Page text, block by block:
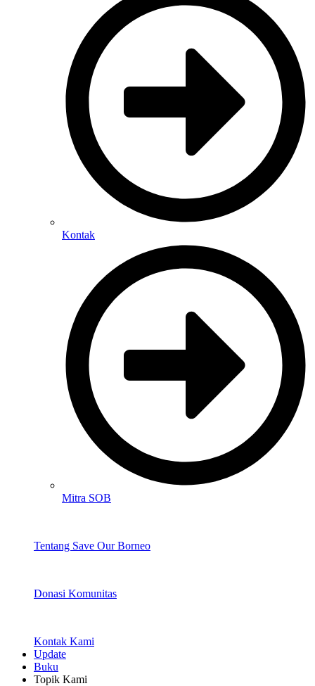
Kontak
Mitra SOB
Tentang Save Our Borneo
Donasi Komunitas
Kontak Kami
Update
Buku
Topik Kami